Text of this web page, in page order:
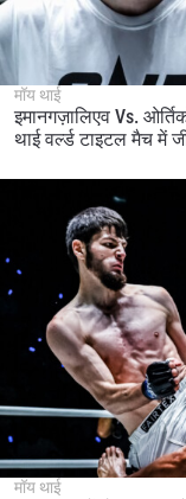
मॉय थाई
इमानगज़ालिएव Vs.
थाई वर्ल्ड टाइटल मैच में
मॉय थाई